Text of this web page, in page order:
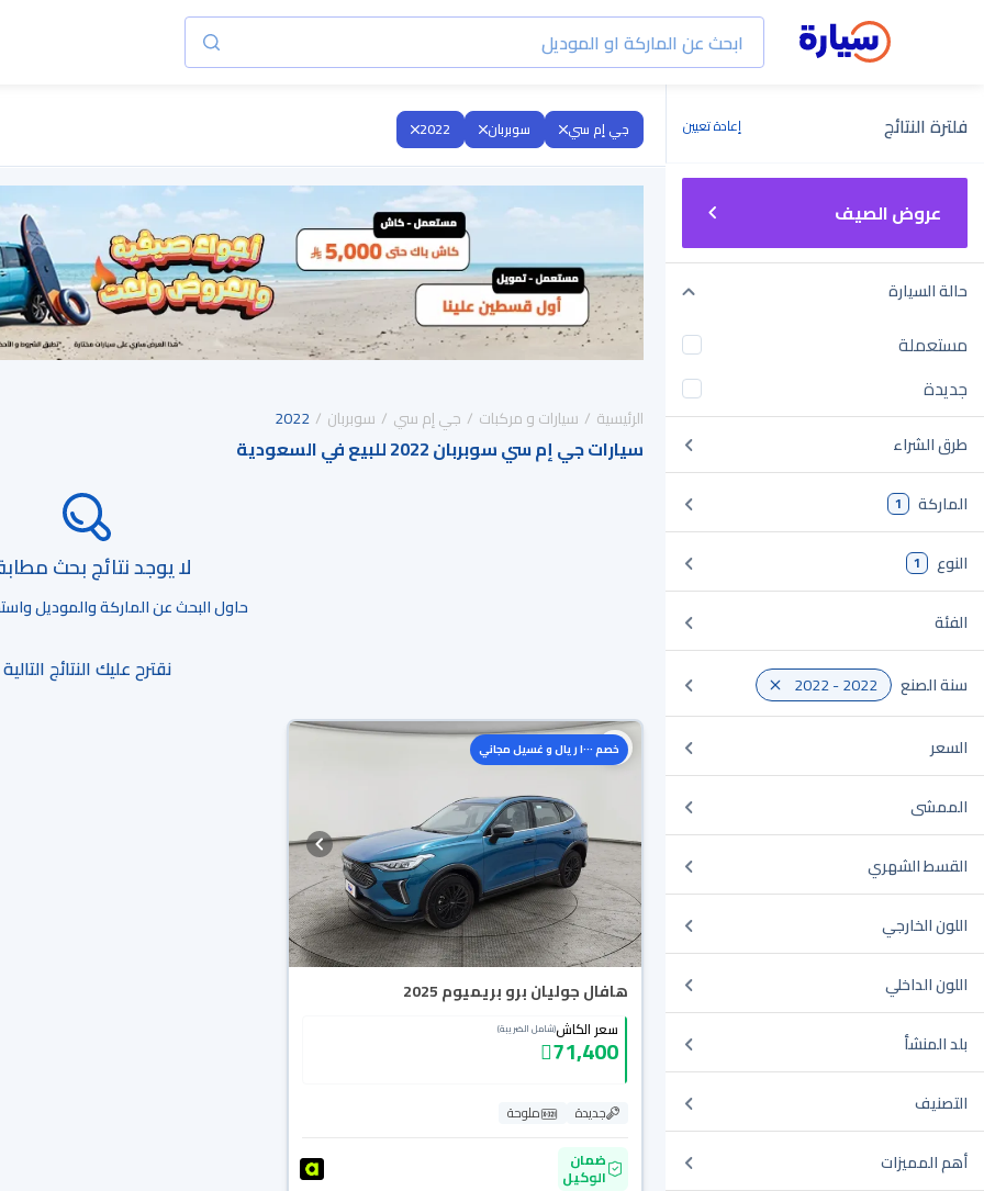
فلترة النتائج إعادة تعيين
عروض الصيف
حالة السيارة
مستعملة
جديدة
طرق الشراء
الماركة 1
النوع 1
الفئة
سنة الصنع 2022 - 2022
السعر
الممشى
القسط الشهري
اللون الخارجي
اللون الداخلي
بلد المنشأ
التصنيف
أهم المميزات
جي إم سي سوبربان 2022
الرئيسية سيارات و مركبات جي إم سي سوبربان 2022
سيارات جي إم سي سوبربان 2022 للبيع في السعودية
لا يوجد نتائج بحث
حاول البحث عن الماركة والموديل
نقترح عليك النتائج التالية
خصم ١٠٠٠ ريال و غسيل مجاني
هافال جوليان برو بريميوم 2025
سعر الكاش(شامل الضريبة)
71,400
جديدة
ملوحة
ضمان
الوكيل